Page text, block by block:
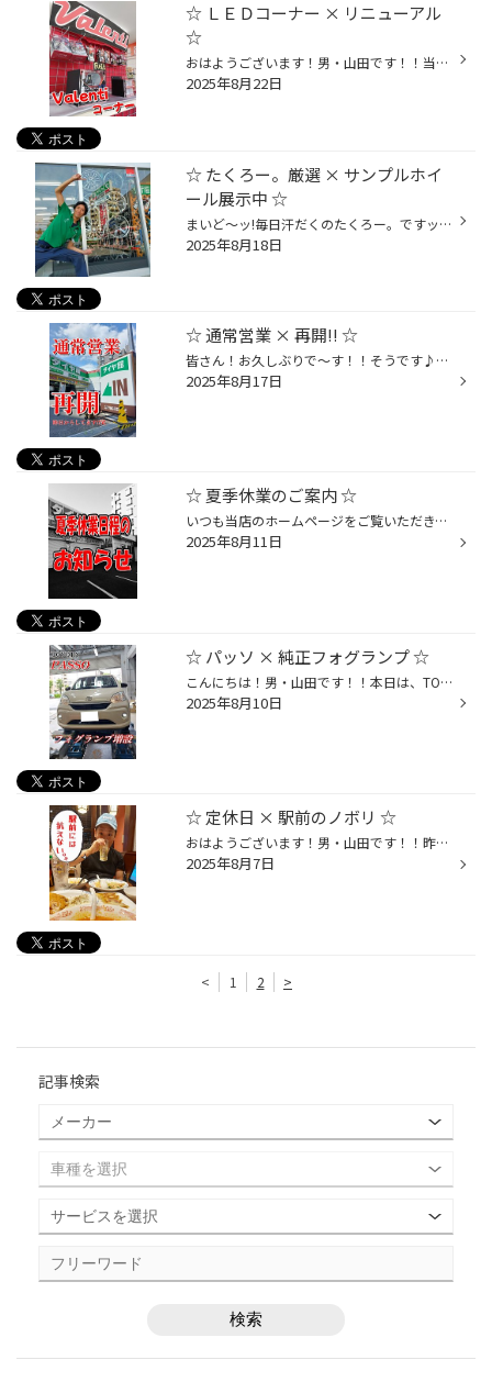
☆ ＬＥＤコーナー × リニューアル
☆
おはようございます！男・山田です！！当店では、、、ただ今っ！！【 ＬＥＤコーナー 】をリニューアル中～☆☆ 商品の入替えが激しいLED業界。。定期的なコーナーリニューアルが必須です！今回はナント…☆☆ナックンの全面サポートのもと！『 あつし。』が初のコーナー作りに挑戦！！作るスタッフによ...
2025年8月22日
☆ たくろー。厳選 × サンプルホイ
ール展示中 ☆
まいど～ッ!毎日汗だくのたくろー。ですッ<⁠(⁠￣⁠︶⁠￣⁠)⁠>『 まだまだ夏は終わってへんでー！！』夏のドレスアップといえばホイールっしょ!って事で当店では！『たくろー。厳選のサンプルホイール』を多数展示していますよー！(⁠☆⁠▽⁠☆⁠) 【 実物をみたい 】【 色味を見たい 】【 ネットの画像だけ...
2025年8月18日
☆ 通常営業 × 再開!! ☆
皆さん！お久しぶりで～す！！そうです♪♪うるさいオジサンでーす☆☆(灬♡ω♡灬)笑一昨日まで夏季休業！昨日は月次休暇という事で！！ワシ、今日から通常営業再開です☆☆(￣^￣)ゞ まだまだ暑い日が続いておりますが！気合いで乗り切りましょうネ☆(*ﾉ>ᴗ<)ｨｪｽお盆期間中にお車でご移動をされた方は！この...
2025年8月17日
☆ 夏季休業のご案内 ☆
いつも当店のホームページをご覧いただき、誠にありがとうございます。本日は、【 ２０２５年 夏季休業日程 】を、ご案内させて頂きます。 今年は【 ８月１２日 (火) ～ １５日 (金) 】の期間を『 夏季休業 』 とさせて頂きます。 ◾8月11日 (月) ··· 通常営業 [10:00～19:00]◾8月12日(火) ··· 夏...
2025年8月11日
☆ パッソ × 純正フォグランプ ☆
こんにちは！男・山田です！！本日は、TOYOTA パッソの☆☆【 純正フォグランプ増設 】からスタートでしたー！！(^^)/ ～ フォグランプの不思議 ～車を選ぶ時・購入する時は、『 フォグランプは特に必要ない。』そう思っていても… いざ納車され、お車への愛着が深くなればなる程『 フォグランプ… やっ...
2025年8月10日
☆ 定休日 × 駅前のノボリ ☆
おはようございます！男・山田です！！昨日は水曜日という事で、生意気に休み(定休日)を頂いておりました！そんな昨日は久し振りに『 電車Day 』☆最寄り駅である船堀駅で下車後、外に出た我々夫婦に… 猛暑の攻撃が。。『 暑いだろ... さぞ暑いだろうっっつ！！』と容赦なく降り注ぐ強烈な熱波！！『...
2025年8月7日
< 1 2 >
記事検索